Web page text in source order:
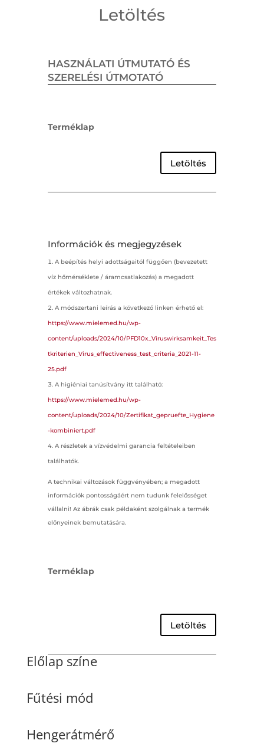
Letöltés
HASZNÁLATI ÚTMUTATÓ ÉS
SZERELÉSI ÚTMOTATÓ
Terméklap
Letöltés
Információk és megjegyzések
A beépítés helyi adottságaitól függően (bevezetett
víz hőmérséklete / áramcsatlakozás) a megadott
értékek változhatnak.
A módszertani leírás a következő linken érhető el:
https://www.mielemed.hu/wp-
content/uploads/2024/10/PFD10x_Viruswirksamkeit_Tes
tkriterien_Virus_effectiveness_test_criteria_2021-11-
25.pdf
A higiéniai tanúsítvány itt található:
https://www.mielemed.hu/wp-
content/uploads/2024/10/Zertifikat_gepruefte_Hygiene
-kombiniert.pdf
A részletek a vízvédelmi garancia feltételeiben
találhatók.
A technikai változások függvényében; a megadott
információk pontosságáért nem tudunk felelősséget
vállalni! Az ábrák csak példaként szolgálnak a termék
előnyeinek bemutatására.
Terméklap
Letöltés
Előlap színe
Fűtési mód
Hengerátmérő